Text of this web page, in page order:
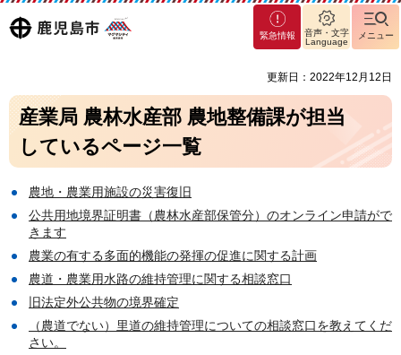
鹿児島
マグ
マシ
緊急情報
音声・文字
Language
メニュー
更新日：2022年12月12日
産業局 農林水産部 農地整備課が担当
しているページ一覧
農地・農業用施設の災害復旧
公共用地境界証明書（農林水産部保管分）のオンライン申請がで
きます
農業の有する多面的機能の発揮の促進に関する計画
農道・農業用水路の維持管理に関する相談窓口
旧法定外公共物の境界確定
（農道でない）里道の維持管理についての相談窓口を教えてくだ
さい。